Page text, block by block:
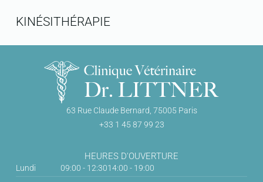
KINÉSITHÉRAPIE
63 Rue Claude Bernard, 75005 Paris
+33 1 45 87 99 23
HEURES D'OUVERTURE
Lundi 09:00 - 12:3014:00 - 19:00